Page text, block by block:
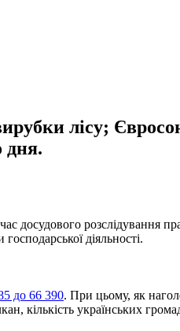
лісу;
дня.
досудового розслідування
діяльності.
до 66 390. При цьому, як
кількість українських